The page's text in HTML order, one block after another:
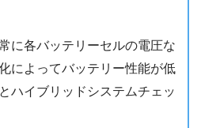
に各バッテリーセルの電圧な
によってバッテリー性能が低
ハイブリッドシステムチェッ